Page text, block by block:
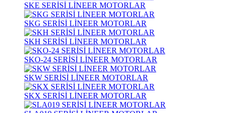
SKE SERİSİ LİNEER MOTORLAR
SKG SERİSİ LİNEER MOTORLAR
SKH SERİSİ LİNEER MOTORLAR
SKO-24 SERİSİ LİNEER MOTORLAR
SKW SERİSİ LİNEER MOTORLAR
SKX SERİSİ LİNEER MOTORLAR